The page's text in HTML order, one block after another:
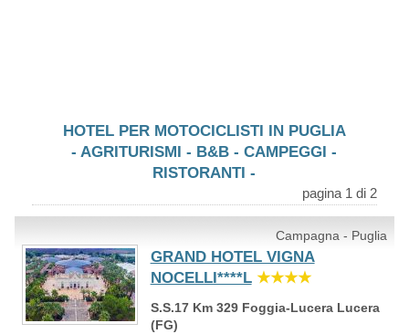
HOTEL PER MOTOCICLISTI IN PUGLIA
- AGRITURISMI - B&B - CAMPEGGI -
RISTORANTI -
pagina 1 di 2
Campagna - Puglia
GRAND HOTEL VIGNA
NOCELLI****L ★★★★
S.S.17 Km 329 Foggia-Lucera Lucera
(FG)